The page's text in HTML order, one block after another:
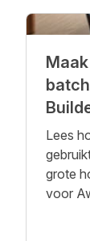
Lees
grote
voor